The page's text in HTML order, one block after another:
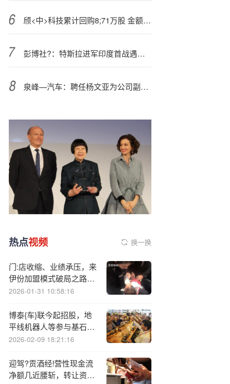
颀<中>科技累计回购8;71万股 金额1亿元
彭博社?：特斯拉进军印度首战遇冷，迄今仅获 600 多辆订单
泉峰—汽车：聘任杨文亚为公司副总经理
热点视频 换一换
门:店收缩、业绩承压，来
伊份加盟模式破局之路能
否走得通？
2026-01-31 10:58:16
博泰{车}联今起招股，地
平线机器人等参与基石投
资，9月30日香港上市
2026-02-09 18:21:16
迎驾?贡酒经!营性现金流
净额几近腰斩，转让资产